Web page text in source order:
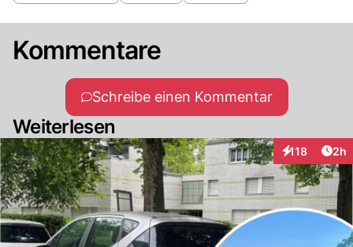
Kommentare
Schreibe einen Kommentar
Weiterlesen
118
Interaktionen
2h